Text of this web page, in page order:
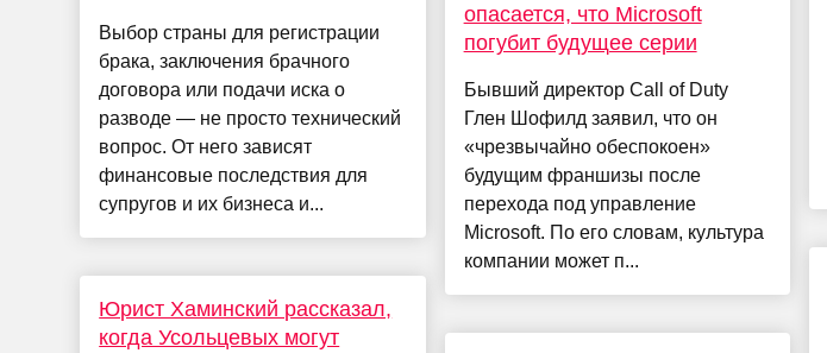
Выбор страны для регистрации
брака, заключения брачного
договора или подачи иска о
разводе — не просто технический
вопрос. От него зависят
финансовые последствия для
супругов и их бизнеса и...
Юрист Хаминский рассказал,
когда Усольцевых могут
опасается, что Microsoft
погубит будущее серии
Бывший директор Call of Duty
Глен Шофилд заявил, что он
«чрезвычайно обеспокоен»
будущим франшизы после
перехода под управление
Microsoft. По его словам, культура
компании может п...